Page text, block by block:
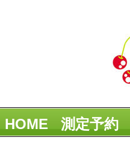
HOME 測定予約